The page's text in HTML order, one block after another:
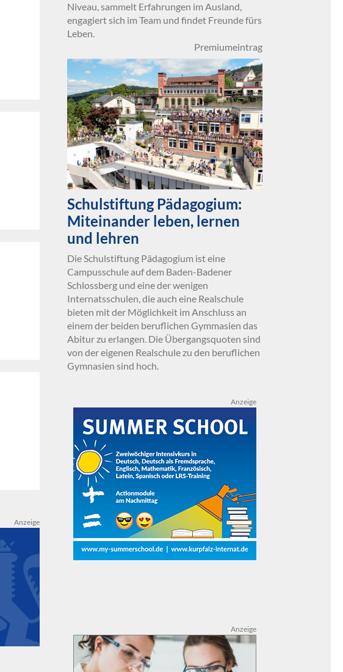
Anzeige
Niveau, sammelt Erfahrungen im Ausland,
engagiert sich im Team und findet Freunde fürs
Leben.
Premiumeintrag
Schulstiftung Pädagogium:
Miteinander leben, lernen
und lehren
Die Schulstiftung Pädagogium ist eine
Campusschule auf dem Baden-Badener
Schlossberg und eine der wenigen
Internatsschulen, die auch eine Realschule
bieten mit der Möglichkeit im Anschluss an
einem der beiden beruflichen Gymmasien das
Abitur zu erlangen. Die Übergangsquoten sind
von der eigenen Realschule zu den beruflichen
Gymnasien sind hoch.
Anzeige
Anzeige